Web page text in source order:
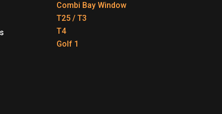
Combi Bay Window
T25 / T3
T4
Golf 1